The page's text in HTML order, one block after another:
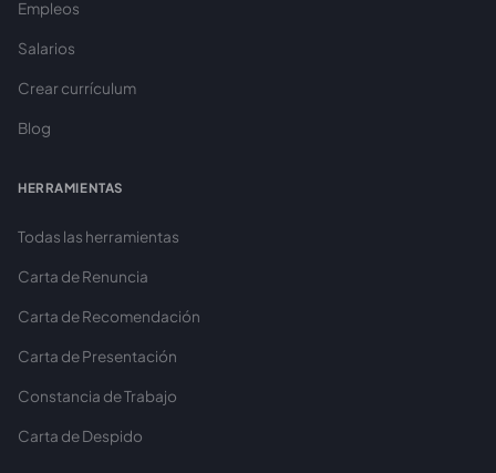
Empleos
Salarios
Crear currículum
Blog
HERRAMIENTAS
Todas las herramientas
Carta de Renuncia
Carta de Recomendación
Carta de Presentación
Constancia de Trabajo
Carta de Despido